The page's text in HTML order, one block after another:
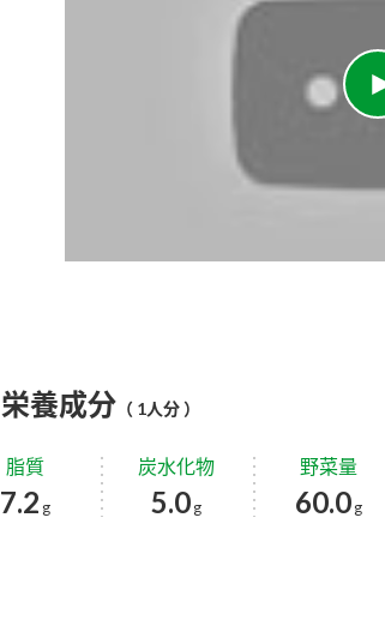
栄養成分 （ 1人分 ）
脂質
7.2 g
炭水化物
5.0g
野菜量
60.0g